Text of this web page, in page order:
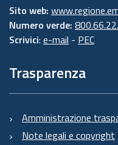
Sito web:
Numero verde:
Scrivici: e-mail - PEC
Trasparenza
Amministrazione
Note legali e copyright